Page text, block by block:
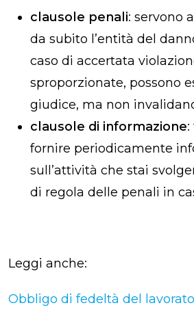
clausole penali: servono
da subito l’entità del
caso di accertata
sproporzionate, possono
giudice, ma non
clausole di informazione
fornire periodicamente
sull’attività che stai
di regola delle penali in
Leggi anche:
Obbligo di fedeltà del